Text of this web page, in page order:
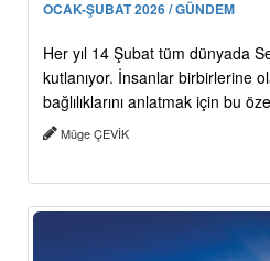
OCAK-ŞUBAT 2026 / GÜNDEM
Her yıl 14 Şubat tüm dünyada
kutlanıyor. İnsanlar birbirlerine
bağlılıklarını anlatmak için bu
Müge ÇEVİK